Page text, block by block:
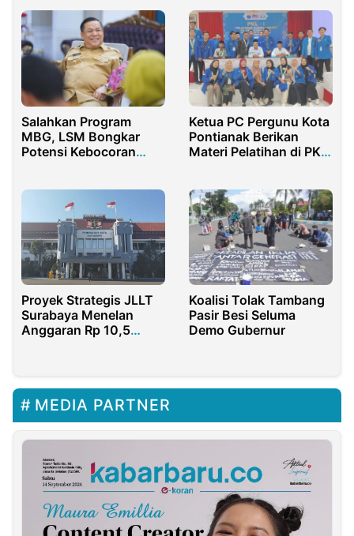
Salahkan Program
MBG, LSM Bongkar
Potensi Kebocoran
Ketua PC Pergunu Kota
Pontianak Berikan
Materi Pelatihan di PKL
Proyek Strategis JLLT
Surabaya Menelan
Anggaran Rp 10,5
Koalisi Tolak Tambang
Pasir Besi Seluma
Demo Gubernur
MEDIA PARTNER